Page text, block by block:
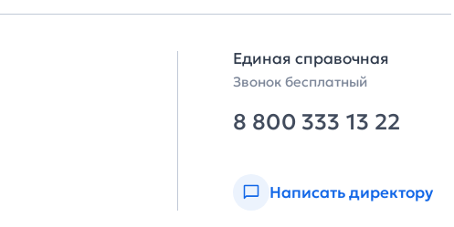
Единая справочная
Звонок бесплатный
8 800 333 13 22
Написать директору